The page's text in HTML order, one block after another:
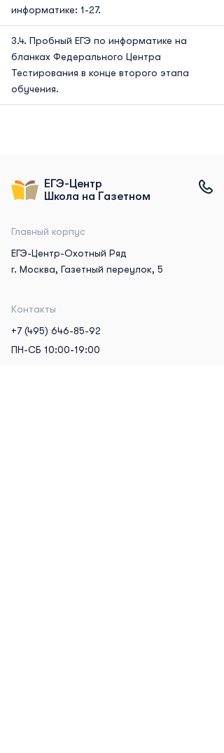
информатике: 1-27.
Пробный ЕГЭ по информатике на
бланках Федерального Центра
Тестирования в конце второго этапа
обучения.
ЕГЭ-Центр
Школа на Газетном
Главный корпус
ЕГЭ-Центр-Охотный Ряд
г. Москва, Газетный переулок, 5
Контакты
+7 (495) 646-85-92
ПН-СБ 10:00-19:00